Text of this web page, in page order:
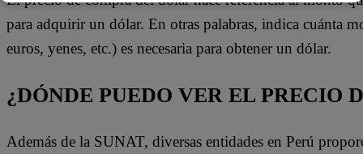
para adquirir un dólar. En otras palabras, indica cuánta
euros, yenes, etc.) es necesaria para obtener un dólar.
¿DÓNDE PUEDO VER EL PRECIO
Además de la SUNAT, diversas entidades en Perú